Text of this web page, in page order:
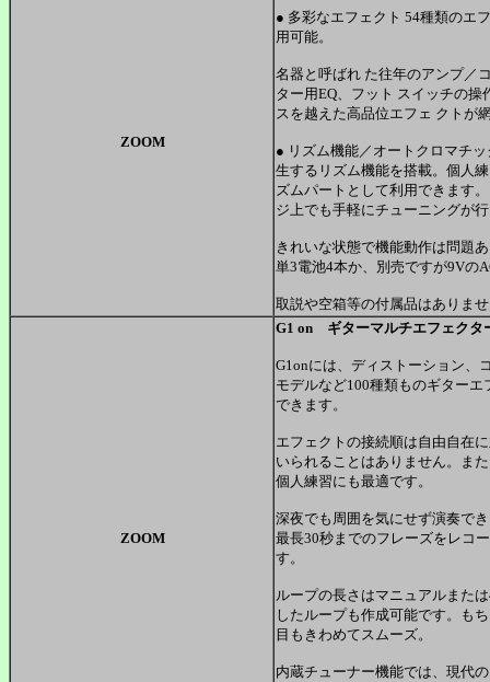
ZOOM
● 多彩なエフェクト 54種類のエ
用可能。
名器と呼ばれ た往年のアンプ／
ター用EQ、フット スイッチの
スを越えた高品位エフェ クトが
● リズム機能／オートクロマチ
生するリズム機能を搭載。個人
ズムパートとして利用できます
ジ上でも手軽にチューニングが
きれいな状態で機能動作は問題
単3電池4本か、別売ですが9Vの
取説や空箱等の付属品はありま
ZOOM
G1 on ギターマルチエフェクタ
G1onには、ディストーション、
モデルなど100種類ものギター
できます。
エフェクトの接続順は自由自在
いられることはありません。ま
個人練習にも最適です。
深夜でも周囲を気にせず演奏で
最長30秒までのフレーズをレコ
す。
ループの長さはマニュアルまた
したループも作成可能です。も
目もきわめてスムーズ。
内蔵チューナー機能では、現代